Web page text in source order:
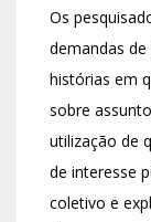
Os
demandas
histórias em
sobre
utilização de
de interesse
coletivo e